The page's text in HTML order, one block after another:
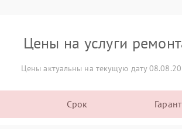
Цены на услуги
Цены актуальны на текущую дату
Срок